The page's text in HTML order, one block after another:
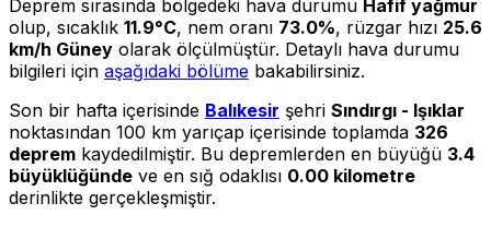
Deprem sırasında bölgedeki hava durumu Hafif yağmur
olup, sıcaklık 11.9°C, nem oranı 73.0%, rüzgar hızı 25.6
km/h Güney olarak ölçülmüştür. Detaylı hava durumu
bilgileri için aşağıdaki bölüme bakabilirsiniz.
Son bir hafta içerisinde Balıkesir şehri Sındırgı - Işıklar
noktasından 100 km yarıçap içerisinde toplamda 326
deprem kaydedilmiştir. Bu depremlerden en büyüğü 3.4
büyüklüğünde ve en sığ odaklısı 0.00 kilometre
derinlikte gerçekleşmiştir.